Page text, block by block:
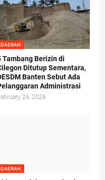
DAERAH
Tambang Berizin di
Ditutup Sementara,
Banten Sebut Ada
Administrasi
24, 2026
DAERAH